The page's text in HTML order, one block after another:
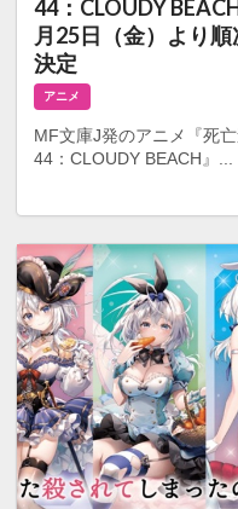
44：CLOUDY
月25日（金）より
決定
アニメ
MF文庫J発のアニメ『死亡
44：CLOUDY BEACH』...